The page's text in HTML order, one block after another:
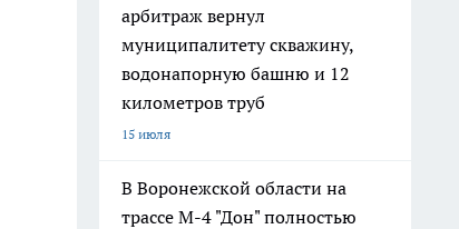
арбитраж вернул
муниципалитету скважину,
водонапорную башню и 12
километров труб
15 июля
В Воронежской области на
трассе М-4 "Дон" полностью